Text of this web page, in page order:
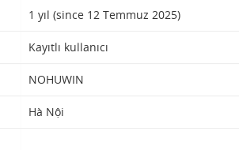
1 yıl (since 12 Temmuz 2025)
Kayıtlı kullanıcı
NOHUWIN
Hà Nội